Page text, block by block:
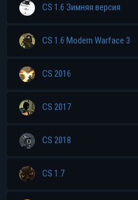
CS 1.6 Зимняя версия
CS 1.6 Modern Warface 3
CS 2016
CS 2017
CS 2018
CS 1.7